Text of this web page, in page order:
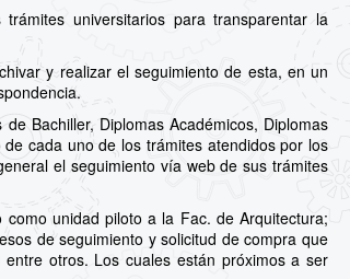
universitarios para transparentar la
y realizar el seguimiento de esta, en un
Bachiller, Diplomas Académicos, Diplomas
cada uno de los trámites atendidos por los
el seguimiento vía web de sus trámites
unidad piloto a la Fac. de Arquitectura;
de seguimiento y solicitud de compra que
otros. Los cuales están próximos a ser